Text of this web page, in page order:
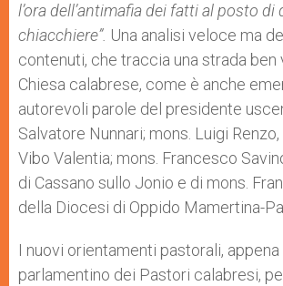
l’ora dell’antimafia dei fatti al posto di
chiacchiere”. Una analisi veloce ma
contenuti, che traccia una strada ben
Chiesa calabrese, come è anche
autorevoli parole del presidente
Salvatore Nunnari; mons. Luigi
Vibo Valentia; mons. Francesco
di Cassano sullo Jonio e di mons.
della Diocesi di Oppido Mamertina-
I nuovi orientamenti pastorali, appena
parlamentino dei Pastori calabresi,